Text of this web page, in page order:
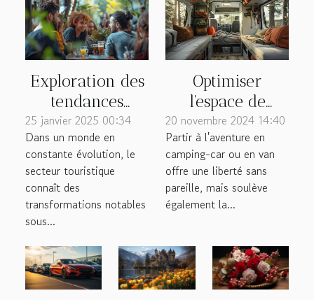
Exploration des
tendances
économiques
actuelles dans le
secteur
touristique
25 janvier 2025 00:34
Dans un monde en
constante évolution, le
secteur touristique
connaît des
transformations notables
sous...
Optimiser
l'espace de
stockage dans
votre camping-
car ou van
20 novembre 2024 14:40
Partir à l'aventure en
camping-car ou en van
offre une liberté sans
pareille, mais soulève
également la...